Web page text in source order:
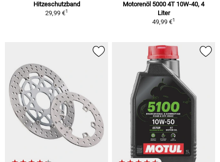
Hitzeschutzband
29,99 €1
Motorenöl 5000 4T 10W-40, 4
Liter
49,99 €1